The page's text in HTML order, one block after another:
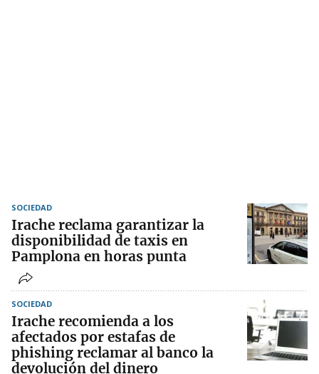
SOCIEDAD
Irache reclama garantizar la
disponibilidad de taxis en
Pamplona en horas punta
SOCIEDAD
Irache recomienda a los
afectados por estafas de
phishing reclamar al banco la
devolución del dinero